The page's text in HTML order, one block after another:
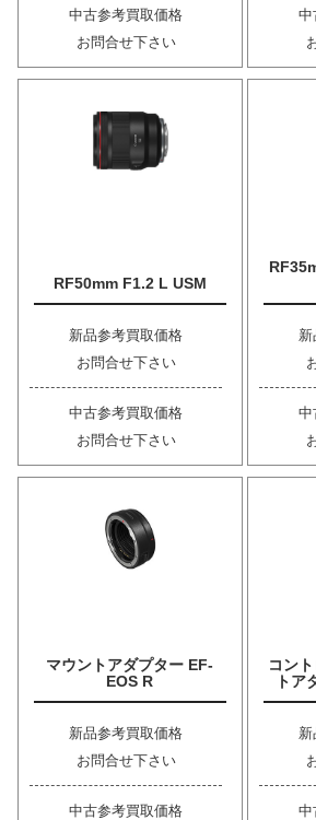
中古参考買取価格
お問合せ下さい
中
RF50mm F1.2 L USM
新品参考買取価格
お問合せ下さい
中古参考買取価格
お問合せ下さい
中
マウントアダプター EF-
EOS R
新品参考買取価格
お問合せ下さい
中古参考買取価格
コン
トア
中